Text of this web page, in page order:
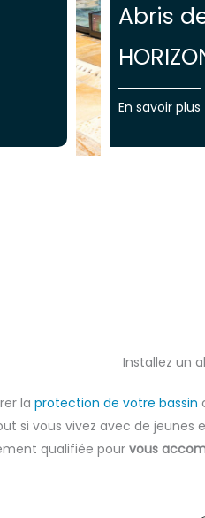
Abris
En savoir plus
Installez un
la protection de votre bassin
si vous vivez avec de jeunes
qualifiée pour vous